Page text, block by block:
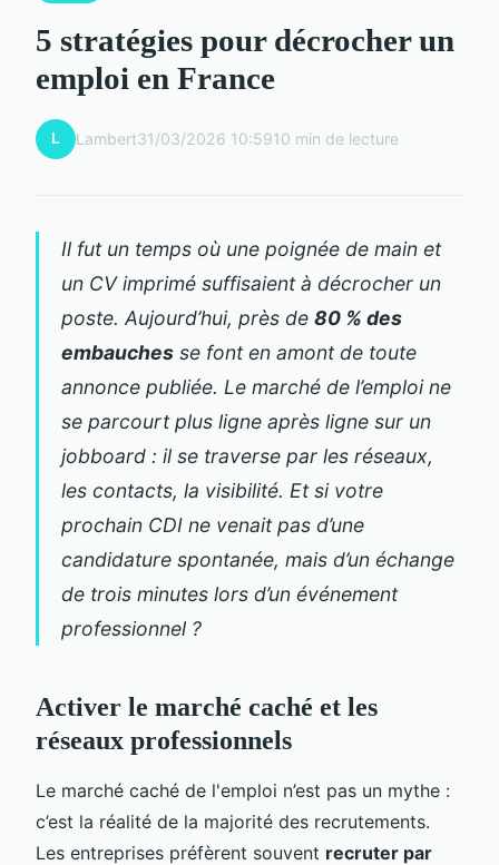
5 stratégies pour décrocher un
emploi en France
L Lambert31/03/2026 10:5910 min de lecture
Il fut un temps où une poignée de main et
un CV imprimé suffisaient à décrocher un
poste. Aujourd’hui, près de 80 % des
embauches se font en amont de toute
annonce publiée. Le marché de l’emploi ne
se parcourt plus ligne après ligne sur un
jobboard : il se traverse par les réseaux,
les contacts, la visibilité. Et si votre
prochain CDI ne venait pas d’une
candidature spontanée, mais d’un échange
de trois minutes lors d’un événement
professionnel ?
Activer le marché caché et les
réseaux professionnels
Le marché caché de l'emploi n’est pas un mythe :
c’est la réalité de la majorité des recrutements.
Les entreprises préfèrent souvent recruter par